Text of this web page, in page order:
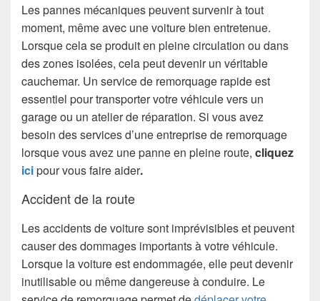
Les pannes mécaniques peuvent survenir à tout
moment, même avec une voiture bien entretenue.
Lorsque cela se produit en pleine circulation ou dans
des zones isolées, cela peut devenir un véritable
cauchemar. Un service de remorquage rapide est
essentiel pour transporter votre véhicule vers un
garage ou un atelier de réparation. Si vous avez
besoin des services d’une entreprise de remorquage
lorsque vous avez une panne en pleine route, cliquez
icipour vous faire aider.
Accident de la route
Les accidents de voiture sont imprévisibles et peuvent
causer des dommages importants à votre véhicule.
Lorsque la voiture est endommagée, elle peut devenir
inutilisable ou même dangereuse à conduire. Le